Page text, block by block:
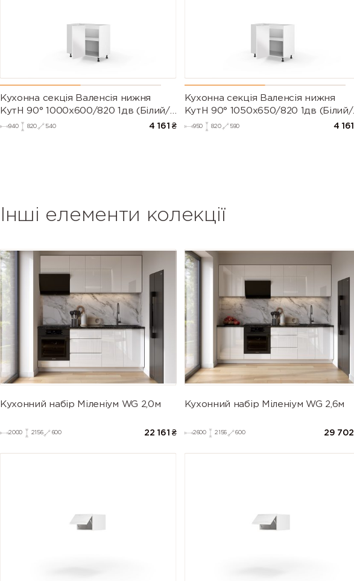
Кухонна секція Валенсія нижня
КутН 90° 1000х600/820 1дв (Білий/
Напівмат Білий 9003)
940 820 540 4 161 ₴
Кухонна секція Валенсія нижня
КутН 90° 1050х650/820 1дв (Білий/
Напівмат Білий 9003)
950 820 590 4 161
Інші елементи колекції
Кухонний набір Міленіум WG 2,0м
2000 2156 600 22 161 ₴
Кухонний набір Міленіум WG 2,6м
2600 2156 600 29 702